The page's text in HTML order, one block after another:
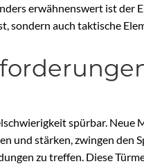
erwähnenswert ist der
sondern auch taktische
spürbar. Neue
und stärken, zwingen den
zu treffen. Diese